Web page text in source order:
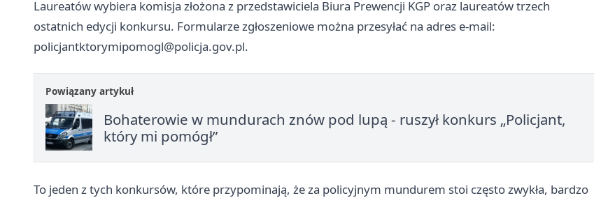
Laureatów wybiera komisja złożona z przedstawiciela Biura Prewencji KGP oraz laureatów trzech
ostatnich edycji konkursu. Formularze zgłoszeniowe można przesyłać na adres e-mail:
policjantktorymipomogl@policja.gov.pl.
Powiązany artykuł
Bohaterowie w mundurach znów pod lupą - ruszył konkurs „Policjant,
który mi pomógł”
To jeden z tych konkursów, które przypominają, że za policyjnym mundurem stoi często zwykła, bardzo